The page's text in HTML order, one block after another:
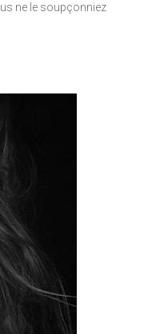
ne le soupçonniez